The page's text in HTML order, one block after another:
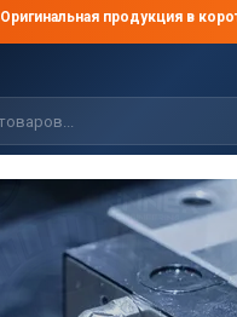
Оригинальная продукция в